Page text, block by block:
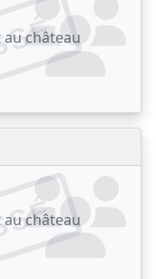
au château
au château